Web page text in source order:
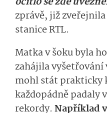
zprávě, již
stanice RTL.
Matka v šoku byla
zahájila
mohl stát prakticky
každopádně padaly
rekordy. Například